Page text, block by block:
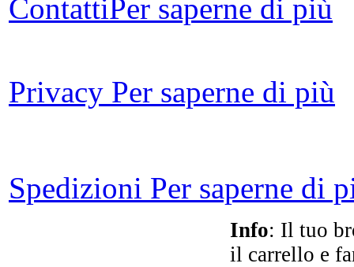
ContattiPer saperne di più
Privacy Per saperne di più
Spedizioni Per saperne di
Info: Il tuo
il carrello e